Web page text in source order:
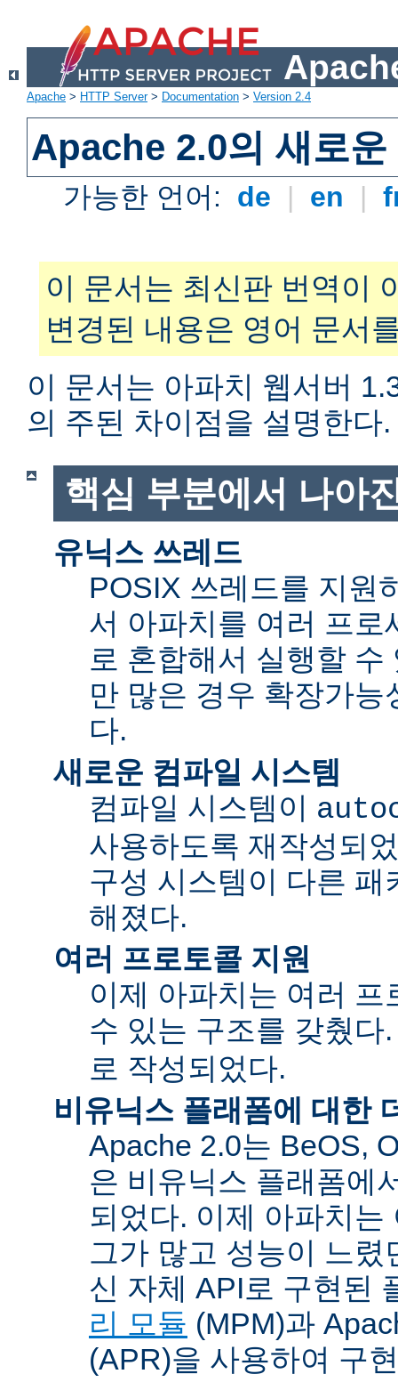
Apache > HTTP Server> Documentation > Version 2.4
Apache 2.0의 새로운
가능한 언어: de | en |
이 문서는 최신판 번역이
변경된 내용은 영어 문서
이 문서는 아파치 웹서버
의 주된 차이점을 설명한다.
핵심 부분에서 나아
유닉스 쓰레드
POSIX 쓰레드를 지원
서 아파치를 여러 프로
로 혼합해서 실행할
만 많은 경우 확장가
다.
새로운 컴파일 시스템
컴파일 시스템이
사용하도록 재작성되
구성 시스템이 다른 패
해졌다.
여러 프로토콜 지원
이제 아파치는 여러
수 있는 구조를 갖췄
로 작성되었다.
비유닉스 플래폼에 대한
Apache 2.0는 BeOS,
은 비유닉스 플래폼에
되었다. 이제 아파치
그가 많고 성능이 느
신 자체 API로 구현된
리 모듈 (MPM)과
(APR)을 사용하여 구